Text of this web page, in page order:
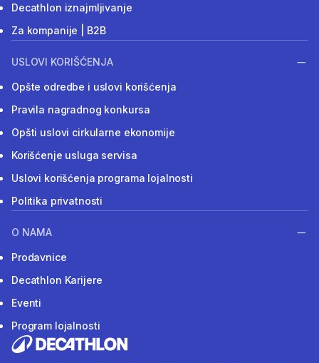
Decathlon iznajmljivanje
Za kompanije | B2B
USLOVI KORIŠĆENJA
Opšte odredbe i uslovi korišćenja
Pravila nagradnog konkursa
Opšti uslovi cirkularne ekonomije
Korišćenje usluga servisa
Uslovi korišćenja programa lojalnosti
Politika privatnosti
O NAMA
Prodavnice
Decathlon Karijere
Eventi
Program lojalnosti